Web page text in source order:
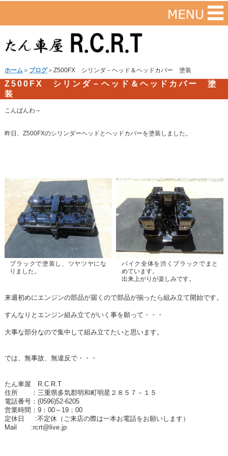
ホーム ＞ ブログ＞Z500FX シリンダ－ヘッド＆ヘッドカバー 塗装
Z500FX シリンダ－ヘッド＆ヘッドカバー 塗
装
こんばんわ～
昨日、Z500FXのシリンダーヘッドとヘッドカバーを塗装しました。
ブラックで塗装し、ツヤツヤにな
りました。
バイク全体を渋くブラックでまと
めています。
出来上がりが楽しみです。
来週初めにエンジンの部品が届くので部品が揃ったら組み立て開始です。
すんなりとエンジン組み立てがいく事を願って・・・
大事な部分なので集中して組み立てたいと思います。
では、無事故、無違反で・・・
たん車屋 R.C.R.T
住所 ：三重県多気郡明和町明星２８５７－１５
電話番号：(0596)52-6205
営業時間：9：00～19：00
定休日 :不定休（ご来店の際は一本お電話をお願いします）
Mail :rcrt@live.jp